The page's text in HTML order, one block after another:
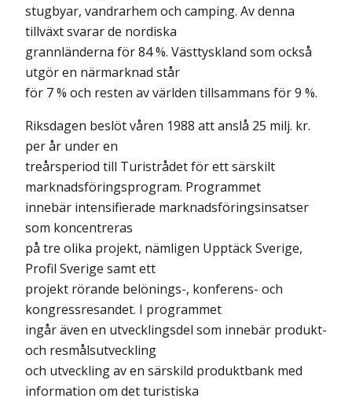
stugbyar, vandrarhem och camping. Av denna
tillväxt svarar de nordiska
grannländerna för 84 %. Västtyskland som också
utgör en närmarknad står
för 7 % och resten av världen tillsammans för 9 %.
Riksdagen beslöt våren 1988 att anslå 25 milj. kr.
per år under en
treårsperiod till Turistrådet för ett särskilt
marknadsföringsprogram. Programmet
innebär intensifierade marknadsföringsinsatser
som koncentreras
på tre olika projekt, nämligen Upptäck Sverige,
Profil Sverige samt ett
projekt rörande belönings-, konferens- och
kongressresandet. I programmet
ingår även en utvecklingsdel som innebär produkt-
och resmålsutveckling
och utveckling av en särskild produktbank med
information om det turistiska